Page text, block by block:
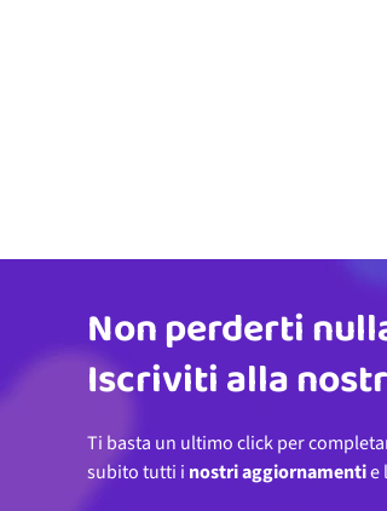
Non perderti
Iscriviti alla